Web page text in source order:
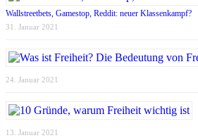
Wallstreetbets, Gamestop, Reddit: neuer Klassenkampf?
31. Januar 2021
24. Januar 2021
13. Januar 2021